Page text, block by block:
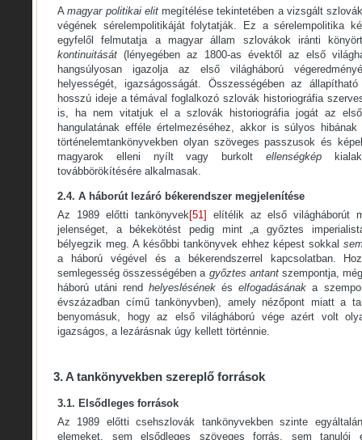
Amagyar politikai elit megítélése tekintetében a vizsgált
végének sérelempolitikáját folytatják. Ez a sérelempolitika
egyfelől felmutatja a magyar állam szlovákok iránti
kontinuitását (lényegében az 1800-as évektől az első
hangsúlyosan igazolja az első világháború
helyességét, igazságosságát. Összességében az
hosszú ideje a témával foglalkozó szlovák historiográfia
is, ha nem vitatjuk el a szlovák historiográfia jogát az
hangulatának efféle értelmezéséhez, akkor is súlyos
történelemtankönyvekben olyan szöveges passzusok és
magyarok elleni nyílt vagy burkolt ellenségkép
továbbörökítésére alkalmasak.
2.4. A háborút lezáró békerendszer megjelenítése
Az 1989 előtti tankönyvek[51]
elítélik az első világháborút
jelenséget, a békekötést pedig mint „a győztes
bélyegzik meg. A későbbi tankönyvek ehhez képest sokkal
a háború végével és a békerendszerrel kapcsolatban.
semlegesség összességében a győztes antantszempontja,
háború utáni rendhelyeslésénekéselfogadásánaka
évszázadban című tankönyvben), amely nézőpont miatt a
benyomásuk, hogy az első világháború vége azért volt
igazságos, a lezárásnak úgy kellett történnie.
3. A tankönyvekben szereplő források
3.1. Elsődleges források
Az 1989 előtti csehszlovák tankönyvekben szinte
elemeket, sem elsődleges szöveges forrás, sem tanulói